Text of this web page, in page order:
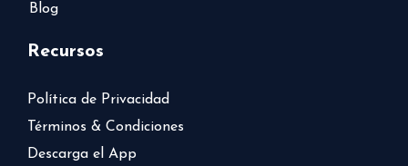
Blog
Recursos
Política de Privacidad
Términos & Condiciones
Descarga el App